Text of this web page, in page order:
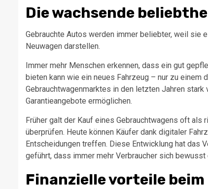
Die wachsende
Gebrauchte Autos werden immer beliebter, weil sie
Neuwagen darstellen.
Immer mehr Menschen erkennen, dass ein gut
bieten kann wie ein neues Fahrzeug – nur zu
Gebrauchtwagenmarktes in den letzten Jahren
Garantieangebote ermöglichen.
Früher galt der Kauf eines Gebrauchtwagens oft
überprüfen. Heute können Käufer dank digitaler
Entscheidungen treffen. Diese Entwicklung hat das
geführt, dass immer mehr Verbraucher sich
Finanzielle vorteile